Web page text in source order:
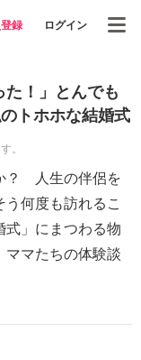
録 ログイン
た！」とんでも
トホホな結婚式
。
？ 人生の伴侶を
何度も訪れるこ
式」にまつわる物
ママたちの体験談